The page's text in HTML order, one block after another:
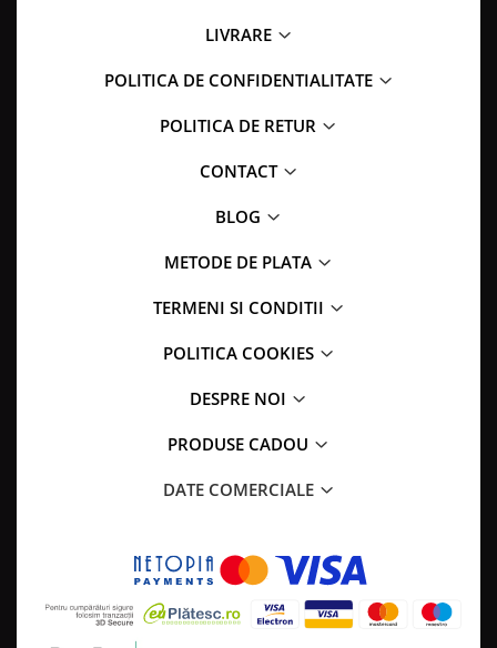
LIVRARE
POLITICA DE CONFIDENTIALITATE
POLITICA DE RETUR
CONTACT
BLOG
METODE DE PLATA
TERMENI SI CONDITII
POLITICA COOKIES
DESPRE NOI
PRODUSE CADOU
DATE COMERCIALE